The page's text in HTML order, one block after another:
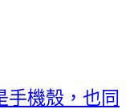
手機殼，也同